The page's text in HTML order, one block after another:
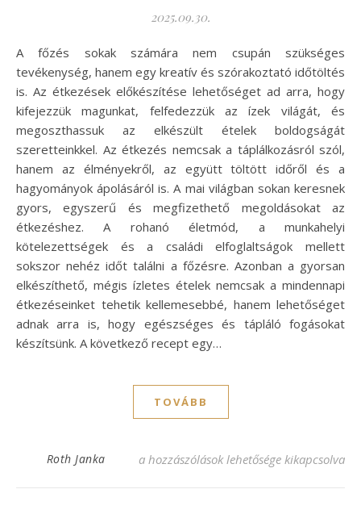
2025.09.30.
A főzés sokak számára nem csupán szükséges
tevékenység, hanem egy kreatív és szórakoztató időtöltés
is. Az étkezések előkészítése lehetőséget ad arra, hogy
kifejezzük magunkat, felfedezzük az ízek világát, és
megoszthassuk az elkészült ételek boldogságát
szeretteinkkel. Az étkezés nemcsak a táplálkozásról szól,
hanem az élményekről, az együtt töltött időről és a
hagyományok ápolásáról is. A mai világban sokan keresnek
gyors, egyszerű és megfizethető megoldásokat az
étkezéshez. A rohanó életmód, a munkahelyi
kötelezettségek és a családi elfoglaltságok mellett
sokszor nehéz időt találni a főzésre. Azonban a gyorsan
elkészíthető, mégis ízletes ételek nemcsak a mindennapi
étkezéseinket tehetik kellemesebbé, hanem lehetőséget
adnak arra is, hogy egészséges és tápláló fogásokat
készítsünk. A következő recept egy…
TOVÁBB
Roth Janka Gyors és olcsó receptek: egyszerű és
a hozzászólások lehetősége kikapcsolva